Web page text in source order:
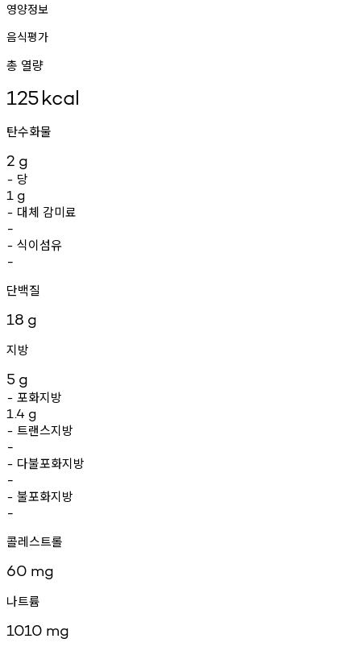
영양정보
음식평가
총 열량
125kcal
탄수화물
2 g
- 당
1 g
- 대체 감미료
-
- 식이섬유
-
단백질
18 g
지방
5 g
- 포화지방
1.4 g
- 트랜스지방
-
- 다불포화지방
-
- 불포화지방
-
콜레스트롤
60 mg
나트륨
1010 mg